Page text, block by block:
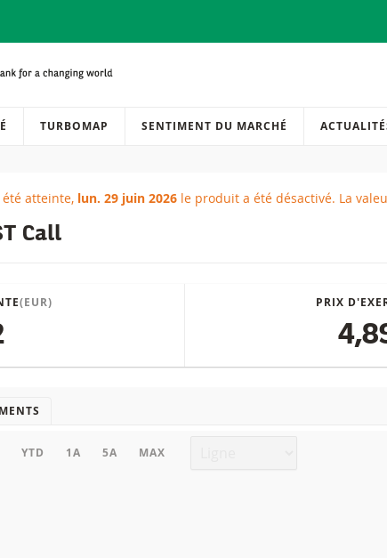
site
TURBOMAP SENTIMENT DU MARCHÉ
atteinte
atteinte, lun. 29 juin 2026 le produit a été désactivé. La
Call
(EUR) PRIX
YTD 1A 5A MAX